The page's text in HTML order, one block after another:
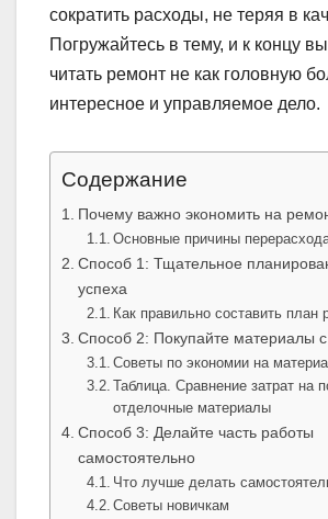
сократить расходы, не теряя в
Погружайтесь в тему, и к концу
читать ремонт не как головную
интересное и управляемое дело.
Содержание
Почему важно экономить на
Основные причины
Способ 1: Тщательное
успеха
Как правильно составить план
Способ 2: Покупайте материалы
Советы по экономии на
Таблица. Сравнение затрат на
отделочные материалы
Способ 3: Делайте часть работы
самостоятельно
Что лучше делать
Советы новичкам